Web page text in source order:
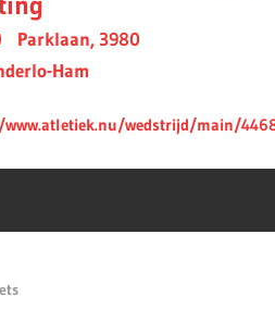
Parklaan, 3980
Ham
wedstrijd/main/